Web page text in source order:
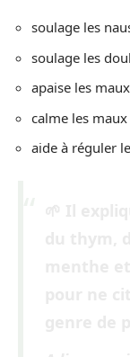
soulage les
soulage les
apaise les
calme les maux
aide à réguler